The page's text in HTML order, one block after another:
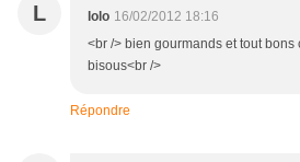
L lolo 16/02/2012 18:16
<br /> bien gourmands et tout bons
bisous<br />
Répondre